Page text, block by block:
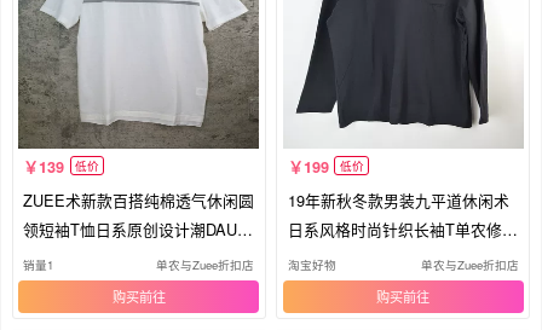
139 低价
ZUEE术新款百搭纯棉透气休闲圆
领短袖T恤日系原创设计潮DAU12
317
销量1 单农与Zuee折扣店
购买
199 低价
19年新秋冬款男装九平道休闲术
日系风格时尚针织长袖T单农修身
潮
淘宝好物 单农与Zuee折扣店
购买